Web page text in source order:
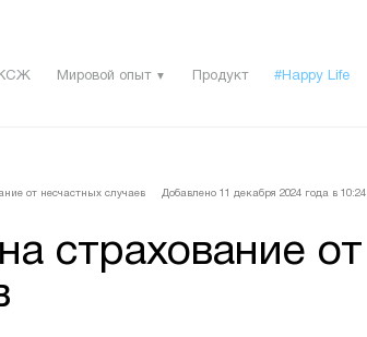
КСЖ Мировой опыт ▼ Продукт #Happy Life
от несчастных случаев Добавлено 11 декабря 2024 года в 10:24
страхование от